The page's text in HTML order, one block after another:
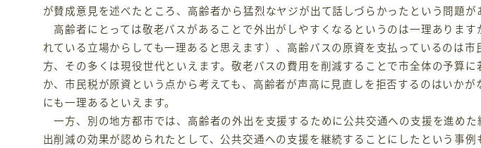
が賛成意見を述べたところ、高齢者から猛烈なヤジが出て話しづらかったという問題が
高齢者にとっては敬老パスがあることで外出がしやすくなるというのは一理あります
れている立場からしても一理あると思えます）、高齢パスの原資を支払っているのは市
方、その多くは現役世代といえます。敬老パスの費用を削減することで市全体の予算に
か、市民税が原資という点から考えても、高齢者が声高に見直しを拒否するのはいかが
にも一理あるといえます。
一方、別の地方都市では、高齢者の外出を支援するために公共交通への支援を進めた
出削減の効果が認められたとして、公共交通への支援を継続することにしたという事例